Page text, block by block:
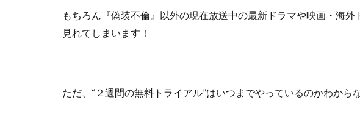
もちろん『偽装不倫』以外の現在放送中の最新ドラマや映画・海外
見れてしまいます！
ただ、 “２週間の無料トライアル”はいつまでやっているのかわから